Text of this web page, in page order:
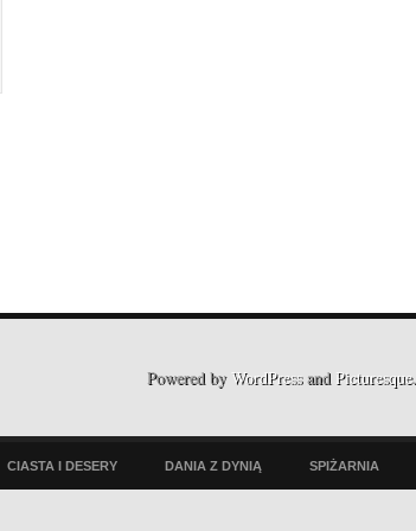
Powered by WordPressand Picturesque.
CIASTA I DESERY DANIA Z DYNIĄ SPIŻARNIA